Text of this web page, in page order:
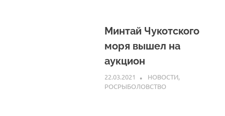
Минтай Чукотского
моря вышел на
аукцион
22.03.2021 ARPP
НОВОСТИ,
РОСРЫБОЛОВСТВО